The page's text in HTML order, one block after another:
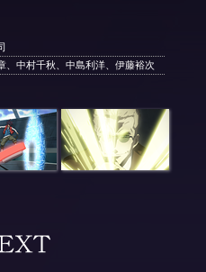
中村千秋、中島利洋、伊藤裕次